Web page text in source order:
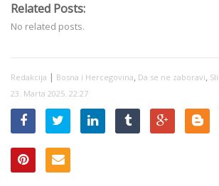
Related Posts:
No related posts.
Redakcija | Bosna i Hercegovina, Da se ne zaboravi,
23. Marta 2025. 22:27